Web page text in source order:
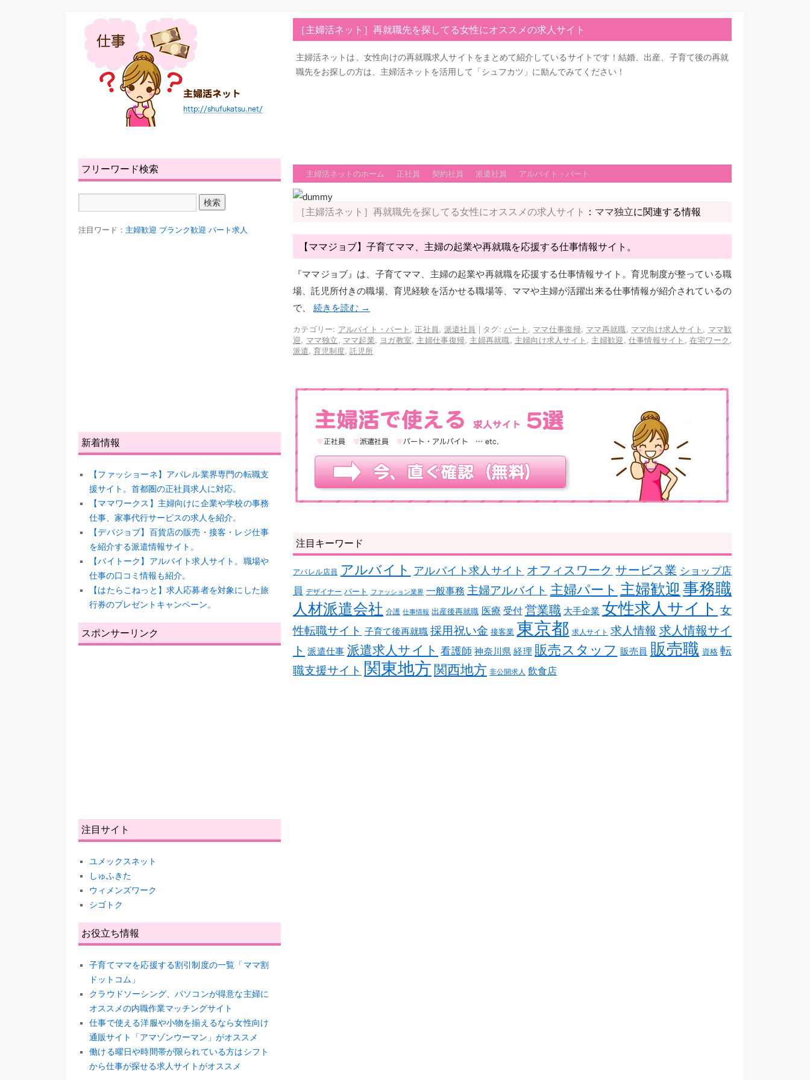
［主婦活ネット］再就職先を探してる女性にオススメの求人サイト
主婦活ネットは、女性向けの再就職求人サイトをまとめて紹介しているサイトです！結婚、出産、子育て後の再就
職先をお探しの方は、主婦活ネットを活用して「シュフカツ」に励んでみてください！
主婦活ネットのホーム 正社員 契約社員 派遣社員 アルバイト・パート
［主婦活ネット］再就職先を探してる女性にオススメの求人サイト ： ママ独立に関連する情報
【ママジョブ】子育てママ、主婦の起業や再就職を応援する仕事情報サイト。
『ママジョブ』は、子育てママ、主婦の起業や再就職を応援する仕事情報サイト。育児制度が整っている職
場、託児所付きの職場、育児経験を活かせる職場等、ママや主婦が活躍出来る仕事情報が紹介されているの
で、 続きを読む →
カテゴリー: アルバイト・パート , 正社員, 派遣社員 | タグ: パート , ママ仕事復帰, ママ再就職, ママ向け求人サイト , ママ歓
迎, ママ独立, ママ起業, ヨガ教室, 主婦仕事復帰, 主婦再就職, 主婦向け求人サイト , 主婦歓迎, 仕事情報サイト , 在宅ワーク,
派遣, 育児制度, 託児所
注目キーワード
アパレル店員 アルバイト アルバイト求人サイト オフィスワーク サービス業 ショップ店
員 デザイナー パート ファッション業界 一般事務 主婦アルバイト 主婦パート 主婦歓迎 事務職
人材派遣会社 介護 仕事情報 出産後再就職 医療 受付 営業職 大手企業 女性求人サイト 女
性転職サイト 子育て後再就職 採用祝い金 接客業 東京都 求人サイト 求人情報 求人情報サイ
ト 派遣仕事 派遣求人サイト 看護師 神奈川県 経理 販売スタッフ 販売員 販売職 資格 転
職支援サイト 関東地方 関西地方 非公開求人 飲食店
フリーワード検索
注目ワード： 主婦歓迎 ブランク歓迎 パート求人
新着情報
【ファッショーネ】アパレル業界専門の転職支
援サイト。首都圏の正社員求人に対応。
【ママワークス】主婦向けに企業や学校の事務
仕事、家事代行サービスの求人を紹介。
【デパジョブ】百貨店の販売・接客・レジ仕事
を紹介する派遣情報サイト。
【バイトーク】アルバイト求人サイト。職場や
仕事の口コミ情報も紹介。
【はたらこねっと】求人応募者を対象にした旅
行券のプレゼントキャンペーン。
スポンサーリンク
注目サイト
ユメックスネット
しゅふきた
ウィメンズワーク
シゴトク
お役立ち情報
子育てママを応援する割引制度の一覧「ママ割
ドットコム」
クラウドソーシング、パソコンが得意な主婦に
オススメの内職作業マッチングサイト
仕事で使える洋服や小物を揃えるなら女性向け
通販サイト「アマゾンウーマン」がオススメ
働ける曜日や時間帯が限られている方はシフト
から仕事が探せる求人サイトがオススメ